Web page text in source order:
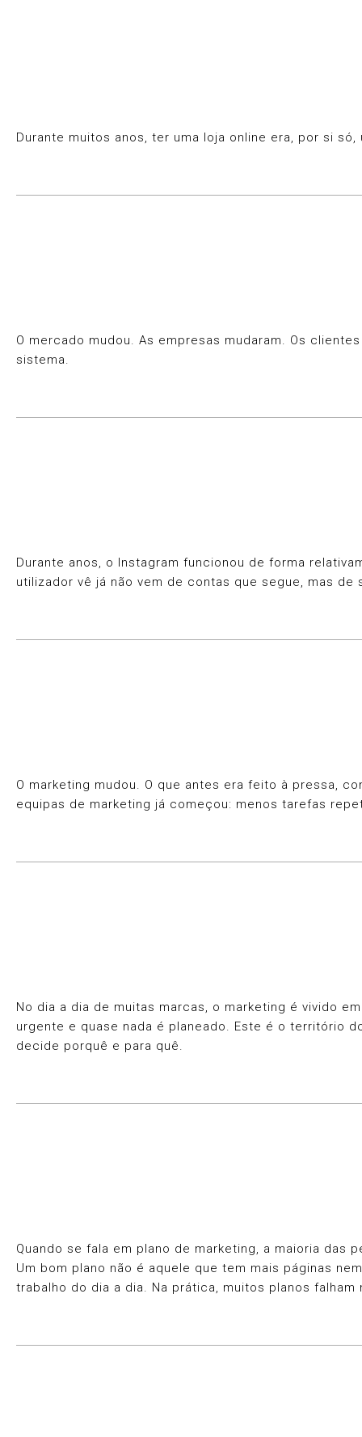
Durante muitos anos, ter uma loja online era, por si
O mercado mudou. As empresas mudaram. Os
sistema.
Durante anos, o Instagram funcionou de forma
utilizador vê já não vem de contas que segue, mas
O marketing mudou. O que antes era feito à pressa,
equipas de marketing já começou: menos tarefas
No dia a dia de muitas marcas, o marketing é vivido
urgente e quase nada é planeado. Este é o território
decide porquê e para quê.
Quando se fala em plano de marketing, a maioria
Um bom plano não é aquele que tem mais páginas
trabalho do dia a dia. Na prática, muitos planos